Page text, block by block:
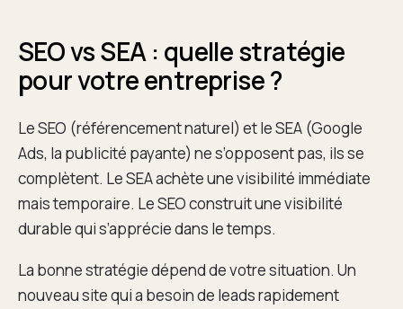
SEO vs SEA : quelle stratégie
pour votre entreprise ?
Le SEO (référencement naturel) et le SEA (Google
Ads, la publicité payante) ne s’opposent pas, ils se
complètent. Le SEA achète une visibilité immédiate
mais temporaire. Le SEO construit une visibilité
durable qui s’apprécie dans le temps.
La bonne stratégie dépend de votre situation. Un
nouveau site qui a besoin de leads rapidement